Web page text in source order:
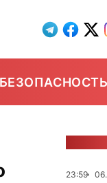
БЕЗОПАСНОСТЬ
23:59